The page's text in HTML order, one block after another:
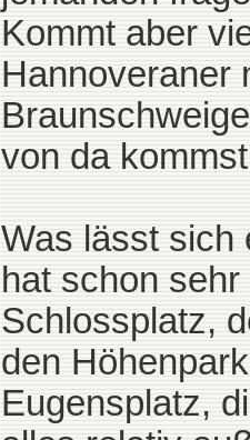
Kommt aber
Hannoveraner
von da
Was lässt sich
hat schon
Schlossplatz,
den
Eugensplatz,